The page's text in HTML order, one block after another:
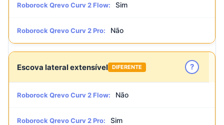
Roborock Qrevo Curv 2 Flow: Sim
Roborock Qrevo Curv 2 Pro: Não
Escova lateral extensível DIFERENTE ?
Roborock Qrevo Curv 2 Flow: Não
Roborock Qrevo Curv 2 Pro: Sim